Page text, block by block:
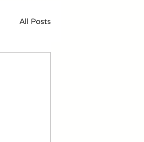
All Posts